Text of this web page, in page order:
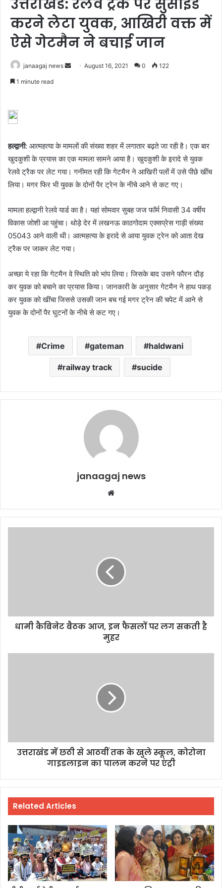
उत्तराखंड: रेलवे ट्रैक पर सुसाइड
करने लेटा युवक, आखिरी वक्त में
ऐसे गेटमैन ने बचाई जान
janaagaj news
SendAugust 16, 2021 0 122
1 minute read
हल्द्वानी: आत्महत्या के मामलों की संख्या शहर में लगातार बढ़ते जा रही है। एक बार
खुदकुशी के प्रयास का एक मामला सामने आया है। खुदकुशी के इरादे से युवक
रेलवे ट्रैक पर लेट गया। गनीमत रही कि गेटमैन ने आखिरी पलों में उसे पीछे खींच
लिया। मगर फिर भी युवक के दोनों पैर ट्रेन के नीचे आने से कट गए।
मामला हल्द्वानी रेलवे यार्ड का है। यहां सोमवार सुबह जज फॉर्म निवासी 34 वर्षीय
विकास जोशी आ पहुंचा। थोड़े देर में लखनऊ काठगोदाम एक्सप्रेस गाड़ी संख्या
05043 आने वाली थी। आत्महत्या के इरादे से आया युवक ट्रेन को आता देख
ट्रैक पर जाकर लेट गया।
अच्छा ये रहा कि गेटमैन वे स्थिति को भांप लिया। जिसके बाद उसने फौरन दौड़
कर युवक को बचाने का प्रयास किया। जानकारी के अनुसार गेटमैन ने हाथ पकड़
कर युवक को खींचा जिससे उसकी जान बच गई मगर ट्रेन की चपेट में आने से
युवक के दोनों पैर घुटनों के नीचे से कट गए।
Crime gateman haldwani
railway track sucide
janaagaj news
Website
धामी कैबिनेट बैठक आज, इन फैसलों पर लग सकती है
मुहर
उत्तराखंड में छठी से आठवीं तक के खुले स्कूल, कोरोना
गाइडलाइन का पालन करने पर एंट्री
Related Articles